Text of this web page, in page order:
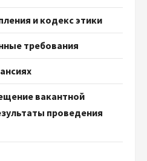
и кодекс этики
требования
вакантной
проведения